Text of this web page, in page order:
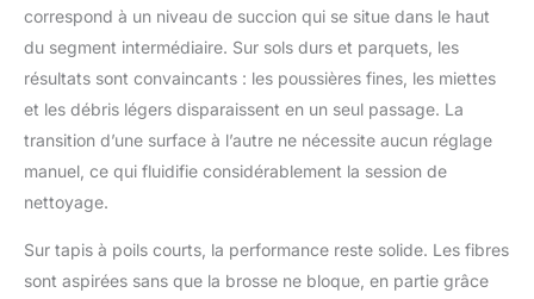
élargi pour révéler la
poussière microscopique
dans les coins sombres,
garantissant un nettoyage
d'une précision absolue.
TECHNOLOGIE D'ARRÊT
DIFFÉRÉ ANTI-REFLUX:
système intelligent
prolonge l'aspiration de
correspond à un niveau de succion qui se situe dans le haut
du segment intermédiaire. Sur sols durs et parquets, les
résultats sont convaincants : les poussières fines, les miettes
et les débris légers disparaissent en un seul passage. La
transition d’une surface à l’autre ne nécessite aucun réglage
manuel, ce qui fluidifie considérablement la session de
nettoyage.
Sur tapis à poils courts, la performance reste solide. Les fibres
sont aspirées sans que la brosse ne bloque, en partie grâce